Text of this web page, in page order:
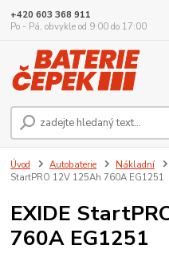
+420 603 368 911
Po - Pá, obvykle od 9:00 do 17:00
Úvod Autobaterie Nákladní
StartPRO 12V 125Ah 760A EG1251
EXIDE
760A EG1251